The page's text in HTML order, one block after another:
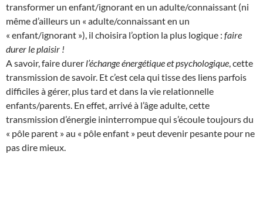
transformer un enfant/ignorant en un adulte/connaissant (ni
même d’ailleurs un « adulte/connaissant en un
« enfant/ignorant »), il choisira l’option la plus logique : faire
durer le plaisir !
A savoir, faire durer l’échange énergétique et psychologique , cette
transmission de savoir. Et c’est cela qui tisse des liens parfois
difficiles à gérer, plus tard et dans la vie relationnelle
enfants/parents. En effet, arrivé à l’âge adulte, cette
transmission d’énergie ininterrompue qui s’écoule toujours du
« pôle parent » au « pôle enfant » peut devenir pesante pour ne
pas dire mieux.